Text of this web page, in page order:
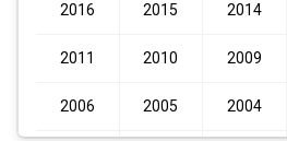
2016 2015 2014
2011 2010 2009
2006 2005 2004